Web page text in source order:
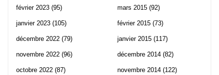
février 2023 (95)
janvier 2023 (105)
décembre 2022 (79)
novembre 2022 (96)
octobre 2022 (87)
mars 2015 (92)
février 2015 (73)
janvier 2015 (117)
décembre 2014 (82)
novembre 2014 (122)